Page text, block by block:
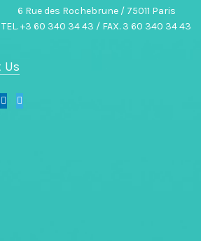
6 Rue des Rochebrune / 75011 Paris
TEL. +3 60 340 34 43 / FAX. 3 60 340 34 43
Us